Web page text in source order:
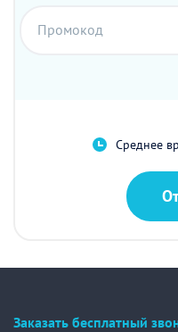
Промокод
Среднее
Заказать бесплатный